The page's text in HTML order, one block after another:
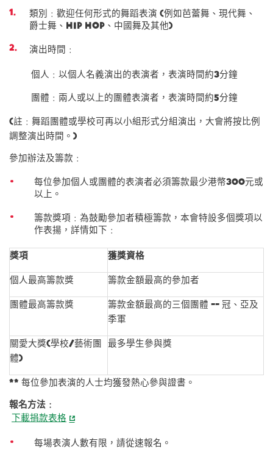
類別﹕歡迎任何形式的舞蹈表演 (例如芭蕾舞、現代舞、
爵士舞、Hip Hop、中國舞及其他)
演出時間 ﹕
個人﹕以個人名義演出的表演者，表演時間約3分鐘
團體﹕兩人或以上的團體表演者，表演時間約5分鐘
(註﹕舞蹈團體或學校可再以小組形式分組演出，大會將按比例
調整演出時間。)
參加辦法及籌款﹕
每位參加個人或團體的表演者必須籌款最少港幣300元或
以上。
籌款獎項﹕為鼓勵參加者積極籌款，本會特設多個獎項以
作表揚，詳情如下﹕
獎項 獲獎資格
個人最高籌款獎 籌款金額最高的參加者
團體最高籌款獎
籌款金額最高的三個團體 -- 冠、亞及
季軍
關愛大獎(學校/藝術團
體)
最多學生參與獎
** 每位參加表演的人士均獲發熱心參與證書。
報名方法﹕
下載捐款表格
每場表演人數有限，請從速報名。